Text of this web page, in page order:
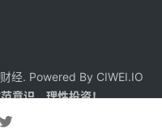
经. Powered By CIWEI.IO
意识，理性投资！